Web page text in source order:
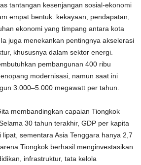
tantangan kesenjangan sosial-ekonomi
empat bentuk: kekayaan, pendapatan,
ekonomi yang timpang antara kota
juga menekankan pentingnya akselerasi
khususnya dalam sektor energi.
pembangunan 400 ribu
modernisasi, namun saat ini
3.000–5.000 megawatt per tahun.
membandingkan capaian Tiongkok
30 tahun terakhir, GDP per kapita
sementara Asia Tenggara hanya 2,7
Tiongkok berhasil menginvestasikan
infrastruktur, tata kelola